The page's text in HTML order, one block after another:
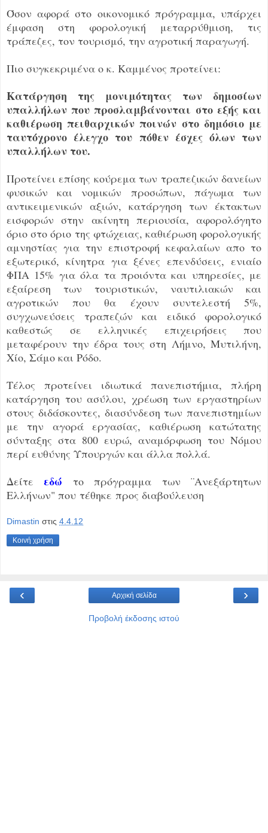
Όσον αφορά στο οικονομικό πρόγραμμα, υπάρχει
έμφαση στη φορολογική μεταρρύθμιση, τις
τράπεζες, τον τουρισμό, την αγροτική παραγωγή.
Πιο συγκεκριμένα ο κ. Καμμένος προτείνει:
Κατάργηση της μονιμότητας των δημοσίων
υπαλλήλων που προσλαμβάνονται στο εξής και
καθιέρωση πειθαρχικών ποινών στο δημόσιο με
ταυτόχρονο έλεγχο του πόθεν έσχες όλων των
υπαλλήλων του.
Προτείνει επίσης κούρεμα των τραπεζικών δανείων
φυσικών και νομικών προσώπων, πάγωμα των
αντικειμενικών αξιών, κατάργηση των έκτακτων
εισφορών στην ακίνητη περιουσία, αφορολόγητο
όριο στο όριο της φτώχειας, καθιέρωση φορολογικής
αμνηστίας για την επιστροφή κεφαλαίων απο το
εξωτερικό, κίνητρα για ξένες επενδύσεις, ενιαίο
ΦΠΑ 15% για όλα τα προιόντα και υπηρεσίες, με
εξαίρεση των τουριστικών, ναυτιλιακών και
αγροτικών που θα έχουν συντελεστή 5%,
συγχωνεύσεις τραπεζών και ειδικό φορολογικό
καθεστώς σε ελληνικές επιχειρήσεις που
μεταφέρουν την έδρα τους στη Λήμνο, Μυτιλήνη,
Χίο, Σάμο και Ρόδο.
Τέλος προτείνει ιδιωτικά πανεπιστήμια, πλήρη
κατάργηση του ασύλου, χρέωση των εργαστηρίων
στους διδάσκοντες, διασύνδεση των πανεπιστημίων
με την αγορά εργασίας, καθιέρωση κατώτατης
σύνταξης στα 800 ευρώ, αναμόρφωση του Νόμου
περί ευθύνης Υπουργών και άλλα πολλά.
Δείτεεδώ το πρόγραμμα των ¨Ανεξάρτητων
Ελλήνων" που τέθηκε προς διαβούλευση
Dimastin στις 4.4.12
Κοινή χρήση
‹ ›
Αρχική σελίδα
Προβολή έκδοσης ιστού